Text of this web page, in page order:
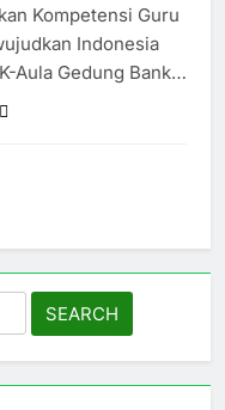
Kompetensi Guru
Indonesia
Aula Gedung Bank…